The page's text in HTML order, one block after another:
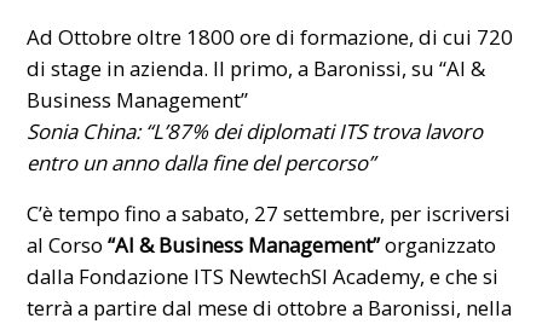
Ad Ottobre oltre 1800 ore di formazione, di cui 720
di stage in azienda. Il primo, a Baronissi, su “AI &
Business Management”
Sonia China: “L’87% dei diplomati ITS trova lavoro
entro un anno dalla fine del percorso”
C’è tempo fino a sabato, 27 settembre, per iscriversi
al Corso“AI & Business Management”organizzato
dalla Fondazione ITS NewtechSI Academy, e che si
terrà a partire dal mese di ottobre a Baronissi, nella